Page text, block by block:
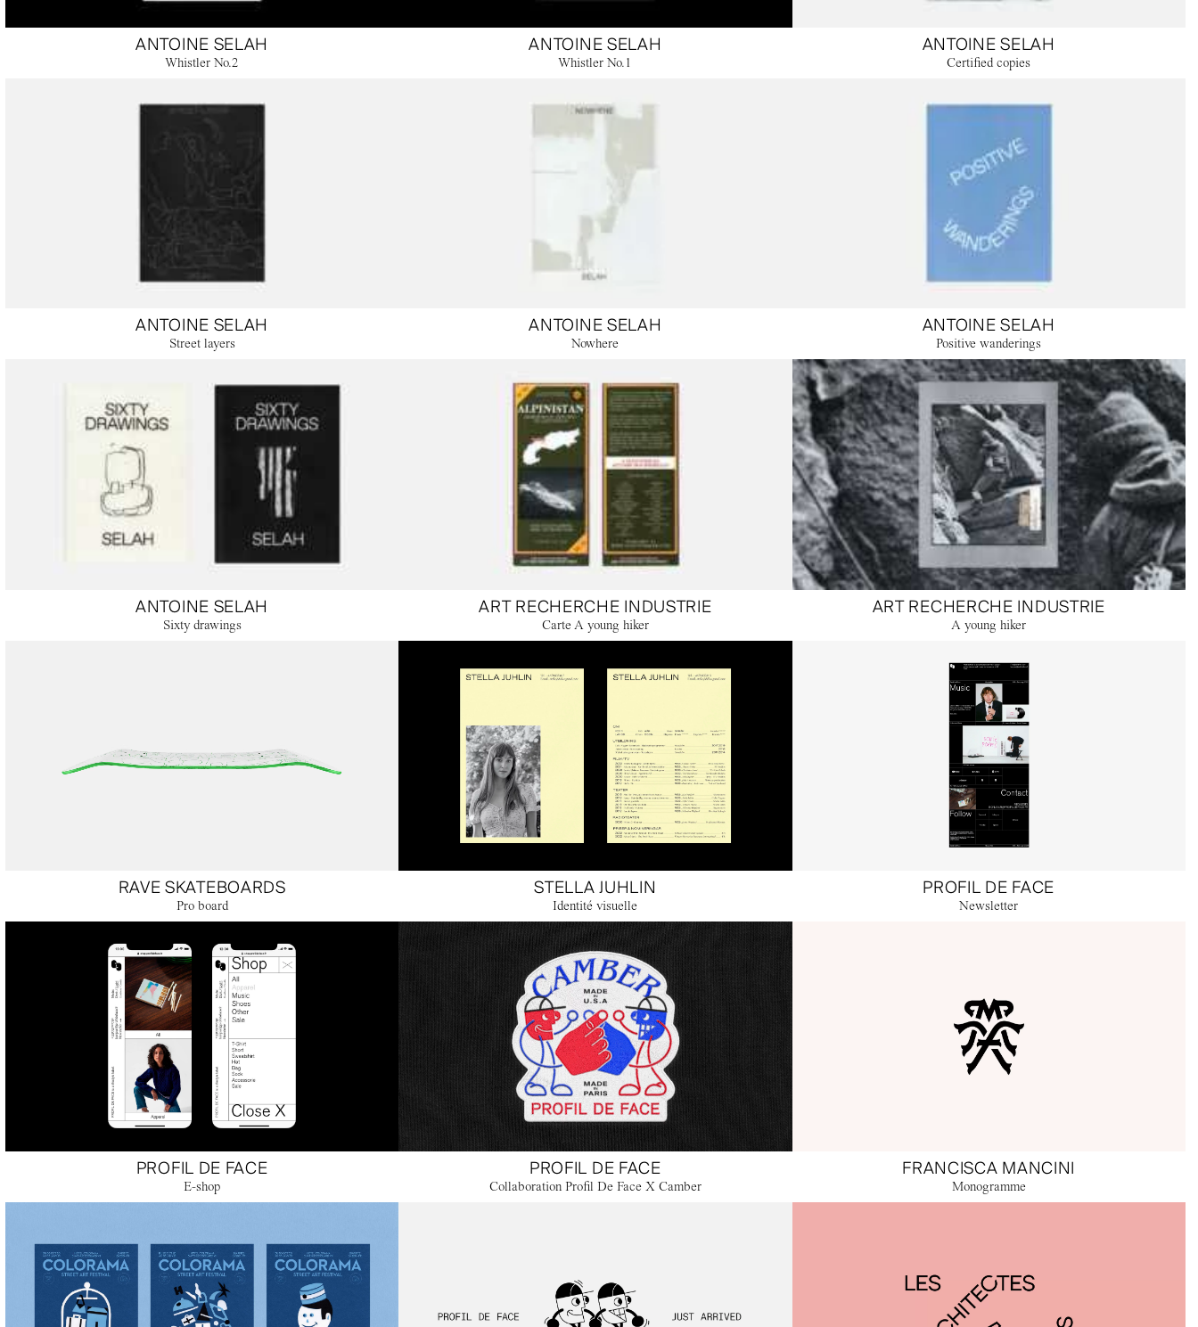
ANTOINE SELAH
Whistler No.2
ANTOINE SELAH
Whistler No.1
ANTOINE SELAH
Certified copies
ANTOINE SELAH
Street layers
ANTOINE SELAH
Nowhere
ANTOINE SELAH
Positive wanderings
ANTOINE SELAH
Sixty drawings
ART RECHERCHE INDUSTRIE
Carte A young hiker
ART RECHERCHE INDUSTRIE
A young hiker
RAVE SKATEBOARDS
Pro board
STELLA JUHLIN
Identité visuelle
PROFIL DE FACE
Newsletter
PROFIL DE FACE
E-shop
PROFIL DE FACE
Collaboration Profil De Face X Camber
FRANCISCA MANCINI
Monogramme